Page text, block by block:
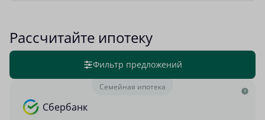
Рассчитайте ипотеку
Фильтр предложений
Семейная ипотека
Сбербанк